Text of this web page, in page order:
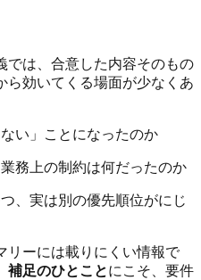
では、合意した内容そのもの
ら効いてくる場面が少なくあ
い」ことになったのか
務上の制約は何だったのか
、実は別の優先順位がにじ
リーには載りにくい情報で
補足のひとことにこそ、要件